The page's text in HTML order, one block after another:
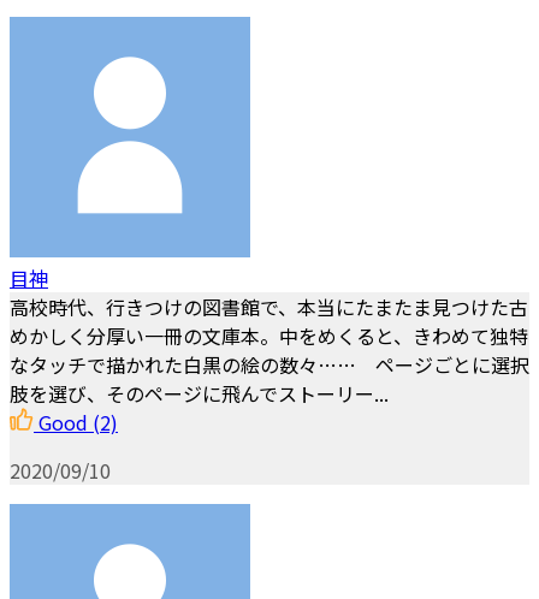
目神
高校時代、行きつけの図書館で、本当にたまたま見つけた古
めかしく分厚い一冊の文庫本。中をめくると、きわめて独特
なタッチで描かれた白黒の絵の数々…… ページごとに選択
肢を選び、そのページに飛んでストーリー...
Good (2)
2020/09/10